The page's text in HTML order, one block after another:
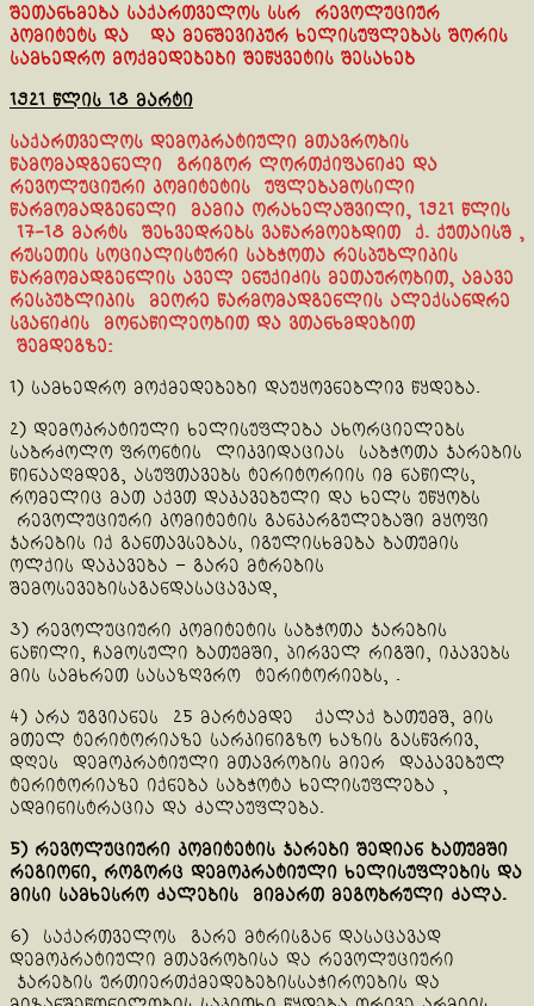
შეთანხმება საქართველოს სსრ რევოლუციურ
კომიტეტს და და მენშევიკურ ხელისუფლებას შორის
სამხედრო მოქმედებები შეწყვეტის შესახებ
1921 წლის 18 მარტი
საქართველოს დემოკრატიული მთავრობის
წამომადგენელი გრიგორ ლორთქიფანიძე და
რევოლუციური კომიტეტის უფლებამოსილი
წარმომადგენელი მამია ორახელაშვილი, 1921 წლის
17-18 მარტს შეხვედრებს ვაწარმოებდით ქ. ქუთაისშ ,
რუსეთის სოციალისტური საბჭოთა რესპუბლიკის
წარმომადგენლის აველ ენუქიძის მეთაურობით, ამავე
რესპუბლიკის მეორე წარმომადგენლის ალექსანდრე
სვანიძის მონაწილეობით და ვთანხმდებით
შემდეგზე:
1) სამხედრო მოქმედებები დაუყოვნებლივ წყდება.
2) დემოკრატიული ხელისუფლება ახორციელებს
საბრძოლო ფრონტის ლიკვიდაციას საბჭოთა ჯარების
წინააღმდეგ, ასუფთავებს ტერიტორიის იმ ნაწილს,
რომელიც მათ აქვთ დაკავებული და ხელს უწყობს
რევოლუციური კომიტეტის განკარგულებაში მყოფი
ჯარების იქ განთავსებას, იგულისხმება ბათუმის
ოლქის დაკავება – გარე მტრების
შემოსევებისაგანდასაცავად,
3) რევოლუციური კომიტეტის საბჭოთა ჯარების
ნაწილი, ჩამოსული ბათუმში, პირველ რიგში, იკავებს
მის სამხრეთ სასაზღვრო ტერიტორიებს, .
4) არა უგვიანეს 25 მარტამდე ქალაქ ბათუმშ, მის
მთელ ტერიტორიაზე სარკინიგზო ხაზის გასწვრივ,
დღეს დემოკრატიული მთავრობის მიერ დაკავებულ
ტერიტორიაზე იქნება საბჭოტა ხელისუფლება ,
ადმინისტრაცია და ძალაუფლება.
5) რევოლუციური კომიტეტის ჯარები შედიან ბათუმში
რეგიონი, როგორც დემოკრატიული ხელისუფლების და
მისი სამხესრო ძალების მიმართ მეგობრული ძალა.
6) საქართველოს გარე მტრისგან დასაცავად
დემოკრატიული მთავრობისა და რევოლუციური
ჯარების ურთიერთქმედებებისსაჭიროების და